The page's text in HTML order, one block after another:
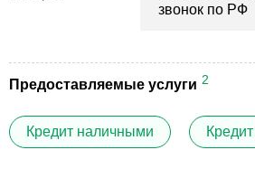
звонок по РФ
Предоставляемые услуги 2
Кредит наличными